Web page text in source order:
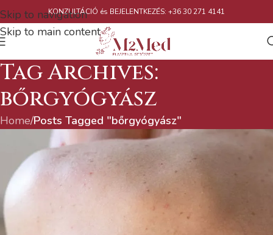
Skip to navigation
Skip to main content
KONZULTÁCIÓ és BEJELENTKEZÉS: +36 30 271 4141
Tag Archives:
bőrgyógyász
Home/Posts Tagged "bőrgyógyász"